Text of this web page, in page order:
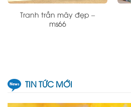
Tranh trần mây đẹp –
ms66
TIN TỨC MỚI